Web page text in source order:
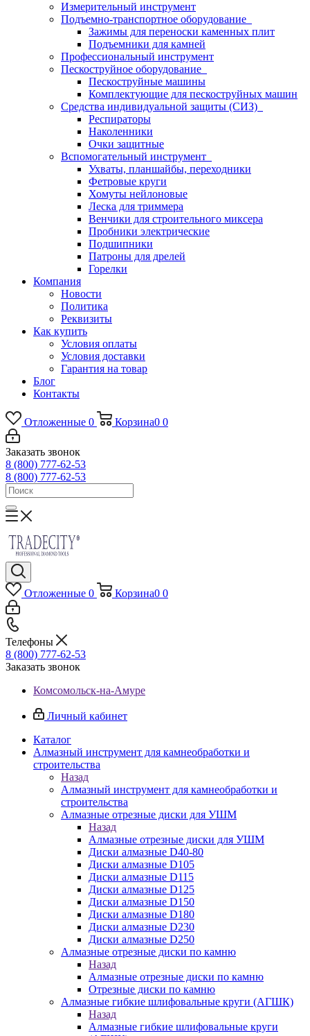
Измерительный инструмент
Подъемно-транспортное оборудование
Зажимы для переноски каменных плит
Подъемники для камней
Профессиональный инструмент
Пескоструйное оборудование
Пескоструйные машины
Комплектующие для пескоструйных машин
Средства индивидуальной защиты (СИЗ)
Респираторы
Наколенники
Очки защитные
Вспомогательный инструмент
Ухваты, планшайбы, переходники
Фетровые круги
Хомуты нейлоновые
Леска для триммера
Венчики для строительного миксера
Пробники электрические
Подшипники
Патроны для дрелей
Горелки
Компания
Новости
Политика
Реквизиты
Как купить
Условия оплаты
Условия доставки
Гарантия на товар
Блог
Контакты
Отложенные 0 Корзина0 0
Заказать звонок
8 (800) 777-62-53
8 (800) 777-62-53
Отложенные 0 Корзина0 0
Телефоны
8 (800) 777-62-53
Заказать звонок
Комсомольск-на-Амуре
Личный кабинет
Каталог
Алмазный инструмент для камнеобработки и
строительства
Назад
Алмазный инструмент для камнеобработки и
строительства
Алмазные отрезные диски для УШМ
Назад
Алмазные отрезные диски для УШМ
Диски алмазные D40-80
Диски алмазные D105
Диски алмазные D115
Диски алмазные D125
Диски алмазные D150
Диски алмазные D180
Диски алмазные D230
Диски алмазные D250
Алмазные отрезные диски по камню
Назад
Алмазные отрезные диски по камню
Отрезные диски по камню
Алмазные гибкие шлифовальные круги (АГШК)
Назад
Алмазные гибкие шлифовальные круги